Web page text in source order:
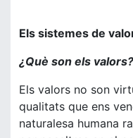
Els sistemes de
¿Què son els valors?
Els valors no son
qualitats que ens
naturalesa humana